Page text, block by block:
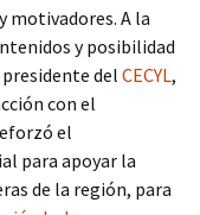
motivadores. A la
y posibilidad
del CECYL,
con el
el
para apoyar la
de la región, para